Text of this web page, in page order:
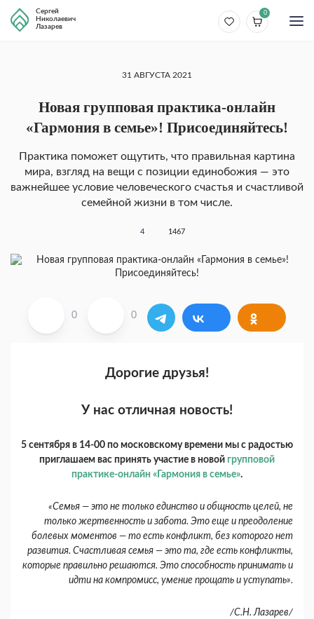
Сергей
Николаевич
Лазарев
0
31 АВГУСТА 2021
Новая групповая практика-онлайн
«Гармония в семье»! Присоединяйтесь!
Практика поможет ощутить, что правильная картина
мира, взгляд на вещи с позиции единобожия — это
важнейшее условие человеческого счастья и счастливой
семейной жизни в том числе.
4 1467
0 0
Дорогие друзья!
У нас отличная новость!
5 сентября в 14-00 по московскому времени мы с радостью
приглашаем вас принять участие в новой групповой
практике-онлайн «Гармония в семье».
«Семья — это не только единство и общность целей, не
только жертвенность и забота. Это еще и преодоление
болевых моментов — то есть конфликт, без которого нет
развития. Счастливая семья — это та, где есть конфликты,
которые правильно решаются. Это способность принимать и
идти на компромисс, умение прощать и уступать».
/С.Н. Лазарев/